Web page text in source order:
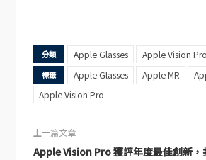
分類 Apple Glasses Apple Vision Pro
標籤 Apple Glasses Apple MR
Apple Vision Pro
上一篇文章
Apple Vision Pro 獲評年度最佳創新，